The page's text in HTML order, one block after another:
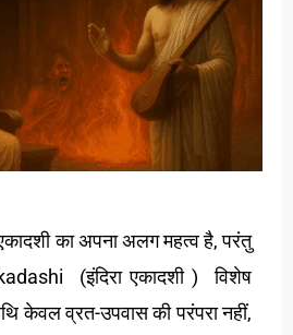
का अपना अलग महत्व है, परंतु
(इंदिरा एकादशी ) विशेष
केवल व्रत-उपवास की परंपरा नहीं,